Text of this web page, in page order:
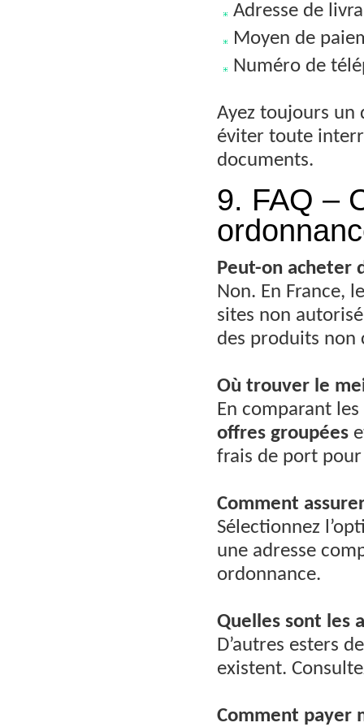
Adresse de
Moyen de
Numéro de
Ayez toujours un
éviter toute
documents.
9. FAQ –
Peut-on acheter
Non. En France,
sites non
des produits non
Où trouver le
En comparant les
offres groupées
frais de port
Comment
Sélectionnez
une adresse
ordonnance.
Quelles sont les
D’autres esters
existent.
Comment payer